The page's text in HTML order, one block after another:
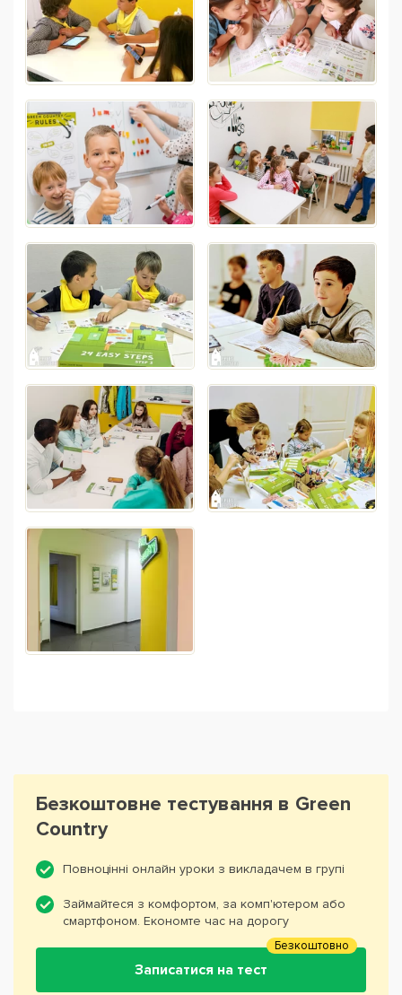
Безкоштовне тестування в Green
Country
Повноцінні онлайн уроки з викладачем в групі
Займайтеся з комфортом, за комп'ютером або
смартфоном. Економте час на дорогу
Записатися на тест
Безкоштовно